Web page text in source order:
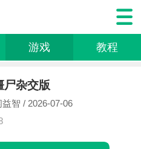
游戏 教程
尸杂交版
益智 / 2026-07-06